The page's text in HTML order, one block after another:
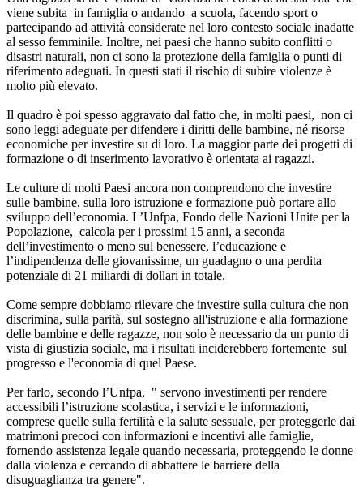
viene subita in famiglia o andando a scuola, facendo sport o
partecipando ad attività considerate nel loro contesto sociale inadatte
al sesso femminile. Inoltre, nei paesi che hanno subito conflitti o
disastri naturali, non ci sono la protezione della famiglia o punti di
riferimento adeguati. In questi stati il rischio di subire violenze è
molto più elevato.
Il quadro è poi spesso aggravato dal fatto che, in molti paesi, non ci
sono leggi adeguate per difendere i diritti delle bambine, né risorse
economiche per investire su di loro. La maggior parte dei progetti di
formazione o di inserimento lavorativo è orientata ai ragazzi.
Le culture di molti Paesi ancora non comprendono che investire
sulle bambine, sulla loro istruzione e formazione può portare allo
sviluppo dell’economia. L’Unfpa, Fondo delle Nazioni Unite per la
Popolazione, calcola per i prossimi 15 anni, a seconda
dell’investimento o meno sul benessere, l’educazione e
l’indipendenza delle giovanissime, un guadagno o una perdita
potenziale di 21 miliardi di dollari in totale.
Come sempre dobbiamo rilevare che investire sulla cultura che non
discrimina, sulla parità, sul sostegno all'istruzione e alla formazione
delle bambine e delle ragazze, non solo è necessario da un punto di
vista di giustizia sociale, ma i risultati inciderebbero fortemente sul
progresso e l'economia di quel Paese.
Per farlo, secondo l’Unfpa, " servono investimenti per rendere
accessibili l’istruzione scolastica, i servizi e le informazioni,
comprese quelle sulla fertilità e la salute sessuale, per proteggerle dai
matrimoni precoci con informazioni e incentivi alle famiglie,
fornendo assistenza legale quando necessaria, proteggendo le donne
dalla violenza e cercando di abbattere le barriere della
disuguaglianza tra genere".